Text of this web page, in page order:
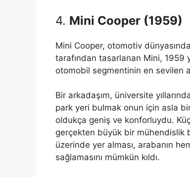
4. Mini Cooper (1959)
Mini Cooper, otomotiv
tarafından tasarlanan Mini, 1959
otomobil segmentinin en sevilen
Bir arkadaşım, üniversite
park yeri bulmak onun için asla
oldukça geniş ve konforluydu.
gerçekten büyük bir mühendislik
üzerinde yer alması, arabanın
sağlamasını mümkün kıldı.